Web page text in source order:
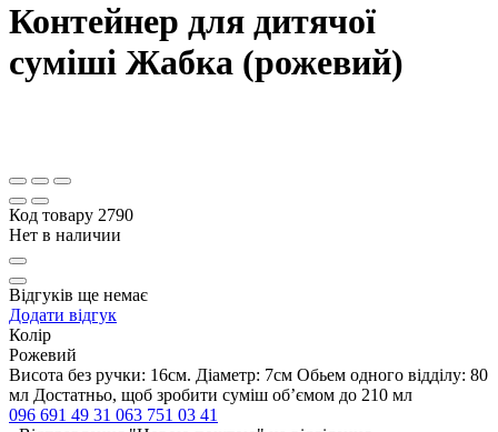
Контейнер для дитячої
суміші Жабка (рожевий)
Код товару 2790
Нет в наличии
Відгуків ще немає
Додати відгук
Колір
Рожевий
Висота без ручки: 16см. Діаметр: 7см Обьем одного відділу: 80
мл Достатньо, щоб зробити суміш обʼємом до 210 мл
096 691 49 31 063 751 03 41